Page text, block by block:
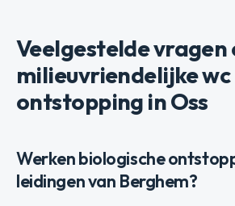
Veelgestelde vragen
milieuvriendelijke wc
ontstopping in Oss
Werken biologische
leidingen van Berghem?